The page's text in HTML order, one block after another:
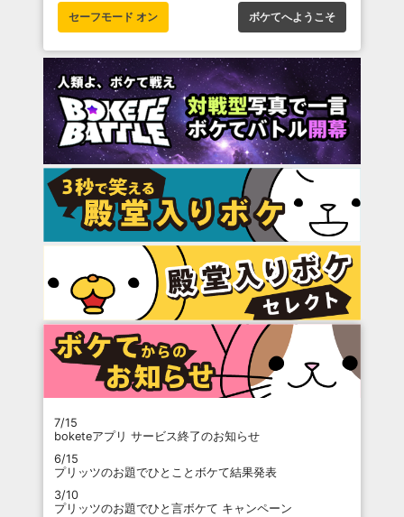
セーフモード オン ボケてへようこそ
7/15
boketeアプリ サービス終了のお知らせ
6/15
プリッツのお題でひとことボケて結果発表
3/10
プリッツのお題でひと言ボケて キャンペーン